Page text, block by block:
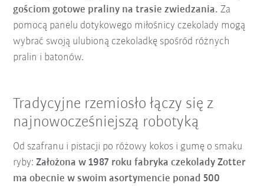
gościom gotowe praliny na trasie zwiedzania. Za
pomocą panelu dotykowego miłośnicy czekolady mogą
wybrać swoją ulubioną czekoladkę spośród różnych
pralin i batonów.
Tradycyjne rzemiosło łączy się z
najnowocześniejszą robotyką
Od szafranu i pistacji po różowy kokos i gumę o smaku
ryby:Założona w 1987 roku fabryka czekolady Zotter
ma obecnie w swoim asortymencie ponad 500